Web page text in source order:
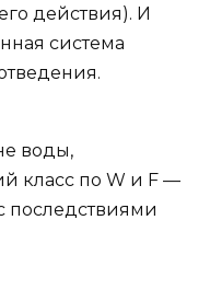
действия). И
система
воды,
класс по W и F —
последствиями